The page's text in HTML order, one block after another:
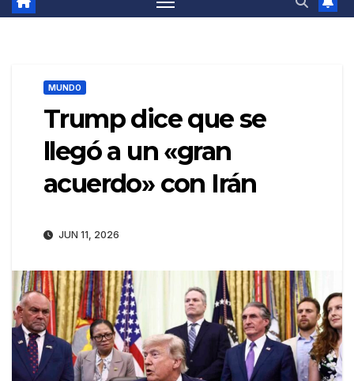
MUNDO
Trump dice que se
llegó a un «gran
acuerdo» con Irán
JUN 11, 2026